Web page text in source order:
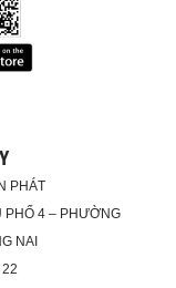
PHÁT
PHỐ 4 – PHƯỜNG
NAI